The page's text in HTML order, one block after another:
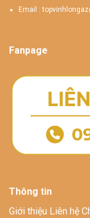
Email :
Thông tin
Giới thiệu Liên hệ
Fanpage